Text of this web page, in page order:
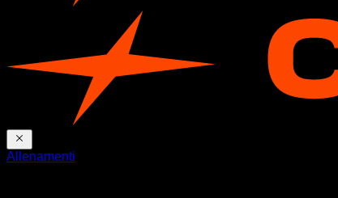
Allenamenti